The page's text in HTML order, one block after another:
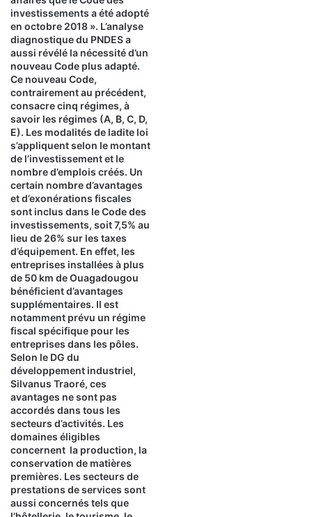
investissements a été adopté
en octobre 2018 ». L’analyse
diagnostique du PNDES a
aussi révélé la nécessité d’un
nouveau Code plus adapté.
Ce nouveau Code,
contrairement au précédent,
consacre cinq régimes, à
savoir les régimes (A, B, C, D,
E). Les modalités de ladite loi
s’appliquent selon le montant
de l’investissement et le
nombre d’emplois créés. Un
certain nombre d’avantages
et d’exonérations fiscales
sont inclus dans le Code des
investissements, soit 7,5% au
lieu de 26% sur les taxes
d’équipement. En effet, les
entreprises installées à plus
de 50 km de Ouagadougou
bénéficient d’avantages
supplémentaires. Il est
notamment prévu un régime
fiscal spécifique pour les
entreprises dans les pôles.
Selon le DG du
développement industriel,
Silvanus Traoré, ces
avantages ne sont pas
accordés dans tous les
secteurs d’activités. Les
domaines éligibles
concernent la production, la
conservation de matières
premières. Les secteurs de
prestations de services sont
aussi concernés tels que